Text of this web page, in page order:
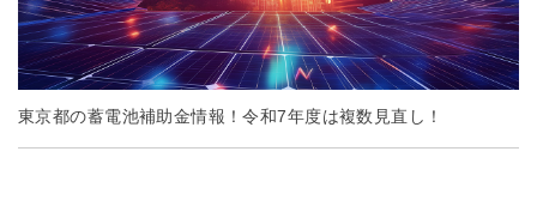
東京都の蓄電池補助金情報！令和7年度は複数見直し！